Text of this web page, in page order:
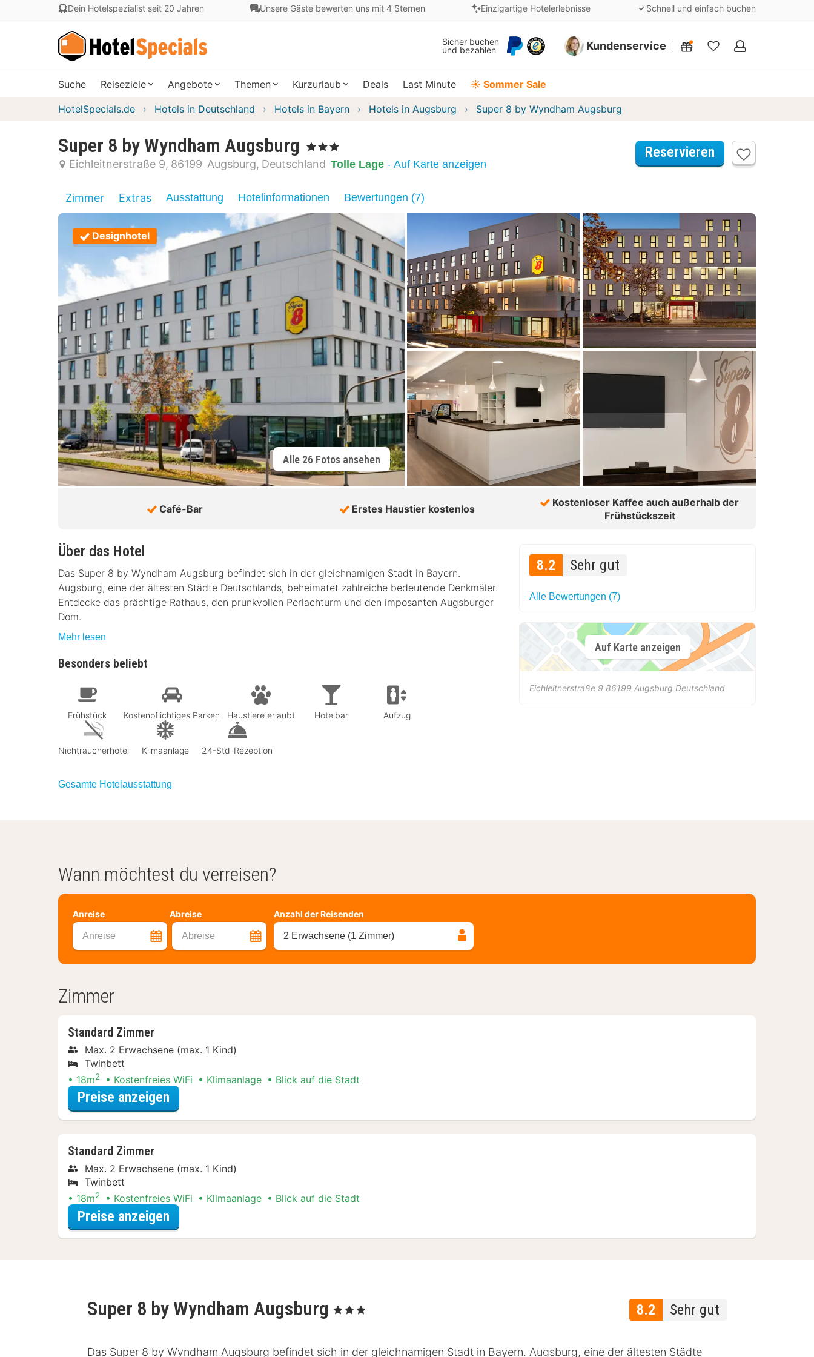
Dein Hotelspezialist seit 20 Jahren Unsere Gäste bewerten uns mit 4 Sternen Einzigartige Hotelerlebnisse Schnell und einfach buchen
Sicher buchen
und bezahlen
Kundenservice
Meine
Suche Reiseziele Angebote Themen Kurzurlaub Deals Last Minute ☀️ Sommer Sale
HotelSpecials.de Hotels in Deutschland Hotels in Bayern Hotels in Augsburg Super 8 by Wyndham Augsburg
Super 8 by Wyndham Augsburg , 3 Sterne
Eichleitnerstraße 9 86199 Augsburg Deutschland Tolle Lage - Auf Karte anzeigen
Reservieren
Zimmer Extras Ausstattung Hotelinformationen Bewertungen (7)
Designhotel
Alle 26 Fotos ansehen
Café-Bar Erstes Haustier kostenlos
Kostenloser Kaffee auch außerhalb der
Frühstückszeit
Über das Hotel
Das Super 8 by Wyndham Augsburg befindet sich in der gleichnamigen Stadt in Bayern.
Augsburg, eine der ältesten Städte Deutschlands, beheimatet zahlreiche bedeutende Denkmäler.
Entdecke das prächtige Rathaus, den prunkvollen Perlachturm und den imposanten Augsburger
Dom.
Mehr lesen
Besonders beliebt
Frühstück Kostenpflichtiges Parken Haustiere erlaubt Hotelbar Aufzug
Nichtraucherhotel Klimaanlage 24-Std-Rezeption
Gesamte Hotelausstattung
8.2 Sehr gut
Alle Bewertungen (7)
Auf Karte anzeigen
Eichleitnerstraße 9 86199 Augsburg Deutschland
Wann möchtest du verreisen?
Anreise Abreise
Anreise Abreise
Anzahl der Reisenden
2 Erwachsene (1 Zimmer)
Zimmer
Standard Zimmer
Max. 2 Erwachsene (max. 1 Kind)
Twinbett
18m2 Kostenfreies WiFi Klimaanlage Blick auf die Stadt
Preise anzeigen
Standard Zimmer
Max. 2 Erwachsene (max. 1 Kind)
Twinbett
18m2 Kostenfreies WiFi Klimaanlage Blick auf die Stadt
Preise anzeigen
8.2 Sehr gut
Super 8 by Wyndham Augsburg , 3 Sterne
Das Super 8 by Wyndham Augsburg befindet sich in der gleichnamigen Stadt in Bayern. Augsburg, eine der ältesten Städte